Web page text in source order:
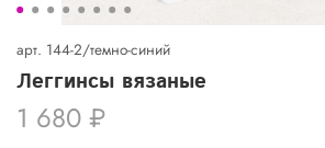
арт. 144-2/темно-синий
Леггинсы вязаные
1 680 ₽